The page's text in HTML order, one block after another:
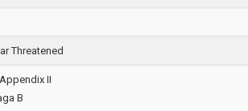
Threatened
Appendix II
B